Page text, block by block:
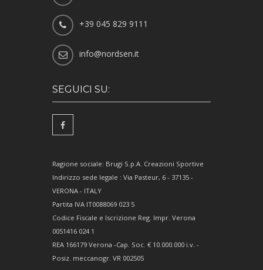
+39 045 829 9111
info@nordsen.it
SEGUICI SU:
Ragione sociale: Brugi S.p.A. Creazioni Sportive
Indirizzo sede legale : Via Pasteur, 6 - 37135 -
VERONA - ITALY
Partita IVA IT0088069 023 5
Codice Fiscale e Iscrizione Reg. Impr. Verona
0051416 024 1
REA 166179 Verona -Cap. Soc. € 10.000.000 i.v. -
Posiz. meccanogr. VR 002505